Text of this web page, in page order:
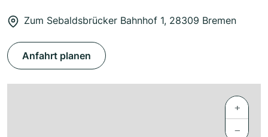
Zum Sebaldsbrücker Bahnhof 1, 28309 Bremen
Anfahrt planen
+
−